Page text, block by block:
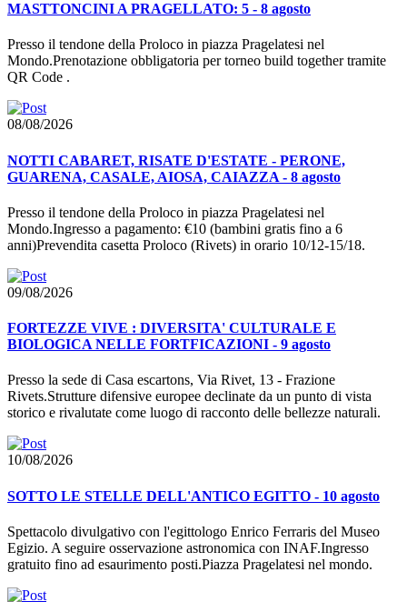
MASTTONCINI A PRAGELLATO: 5 - 8 agosto
Presso il tendone della Proloco in piazza Pragelatesi nel
Mondo.Prenotazione obbligatoria per torneo build together tramite
QR Code .
08/08/2026
NOTTI CABARET, RISATE D'ESTATE - PERONE,
GUARENA, CASALE, AIOSA, CAIAZZA - 8 agosto
Presso il tendone della Proloco in piazza Pragelatesi nel
Mondo.Ingresso a pagamento: €10 (bambini gratis fino a 6
anni)Prevendita casetta Proloco (Rivets) in orario 10/12-15/18.
09/08/2026
FORTEZZE VIVE : DIVERSITA' CULTURALE E
BIOLOGICA NELLE FORTFICAZIONI - 9 agosto
Presso la sede di Casa escartons, Via Rivet, 13 - Frazione
Rivets.Strutture difensive europee declinate da un punto di vista
storico e rivalutate come luogo di racconto delle bellezze naturali.
10/08/2026
SOTTO LE STELLE DELL'ANTICO EGITTO - 10 agosto
Spettacolo divulgativo con l'egittologo Enrico Ferraris del Museo
Egizio. A seguire osservazione astronomica con INAF.Ingresso
gratuito fino ad esaurimento posti.Piazza Pragelatesi nel mondo.